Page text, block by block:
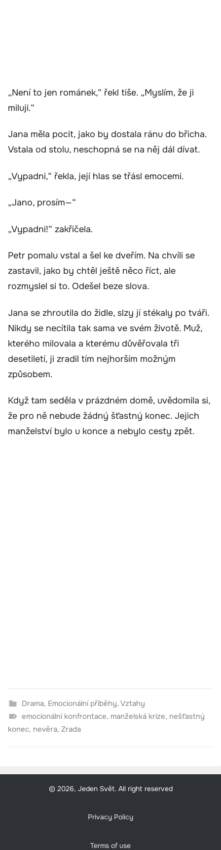
„Není to jen románek,“ řekl tiše. „Myslím, že ji
miluji.“
Jana měla pocit, jako by dostala ránu do břicha.
Vstala od stolu, neschopná se na něj dál dívat.
„Vypadni,“ řekla, její hlas se třásl emocemi.
„Jano, prosím—“
„Vypadni!“ zakřičela.
Petr pomalu vstal a šel ke dveřím. Na chvíli se
zastavil, jako by chtěl ještě něco říct, ale
rozmyslel si to. Odešel beze slova.
Jana se zhroutila do židle, slzy jí stékaly po tváři.
Nikdy se necítila tak sama ve svém životě. Muž,
kterého milovala a kterému důvěřovala tři
desetiletí, ji zradil tím nejhorším možným
způsobem.
Když tam seděla v prázdném domě, uvědomila si,
že pro ně nebude žádný šťastný konec. Jejich
manželství bylo u konce a nebylo cesty zpět.
Drama, Emocionální příběhy, Vztahy
emocionální konfrontace, manželská krize, nešťastný
konec, nevěra, Zrada
© 2026, Jeden Svět. All right reserved
Privacy Policy
Terms of use